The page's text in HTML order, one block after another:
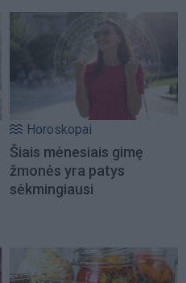
Horoskopai
Šiais mėnesiais gimę
žmonės yra patys
sėkmingiausi